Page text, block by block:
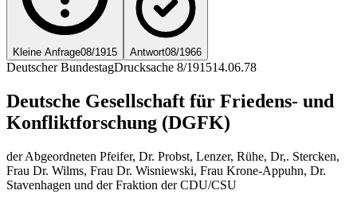
Kleine Anfrage08/1915 Antwort08/1966
Deutscher BundestagDrucksache 8/191514.06.78
Deutsche Gesellschaft für Friedens- und
Konfliktforschung (DGFK)
der Abgeordneten Pfeifer, Dr. Probst, Lenzer, Rühe, Dr,. Stercken,
Frau Dr. Wilms, Frau Dr. Wisniewski, Frau Krone-Appuhn, Dr.
Stavenhagen und der Fraktion der CDU/CSU